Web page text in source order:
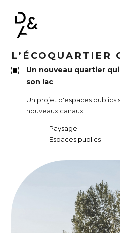
L’ÉCOQUARTIER
Un nouveau quartier
son lac
Un projet d'espaces publics
nouveaux canaux.
Paysage
Espaces publics